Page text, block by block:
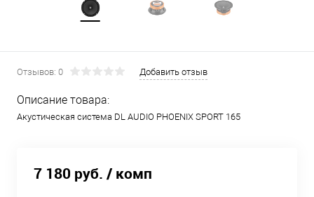
Отзывов: 0 Добавить отзыв
Описание товара:
Акустическая система DL AUDIO PHOENIX SPORT 165
7 180 руб. / комп